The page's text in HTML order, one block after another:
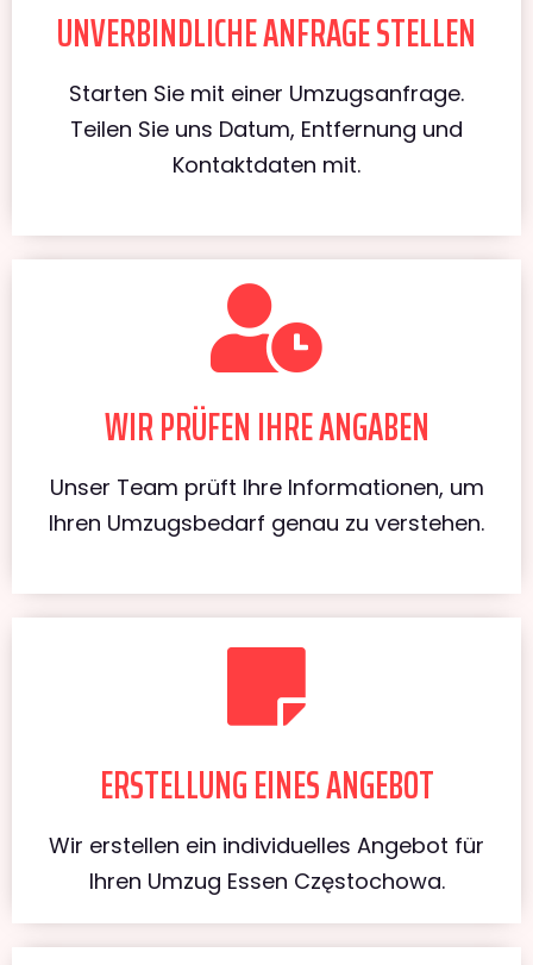
UNVERBINDLICHE ANFRAGE STELLEN
Starten Sie mit einer Umzugsanfrage.
Teilen Sie uns Datum, Entfernung und
Kontaktdaten mit.
WIR PRÜFEN IHRE ANGABEN
Unser Team prüft Ihre Informationen, um
Ihren Umzugsbedarf genau zu verstehen.
ERSTELLUNG EINES ANGEBOT
Wir erstellen ein individuelles Angebot für
Ihren Umzug Essen Częstochowa.